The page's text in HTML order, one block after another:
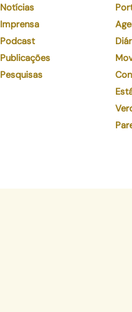
Notícias
Imprensa
Podcast
Publicações
Pesquisas